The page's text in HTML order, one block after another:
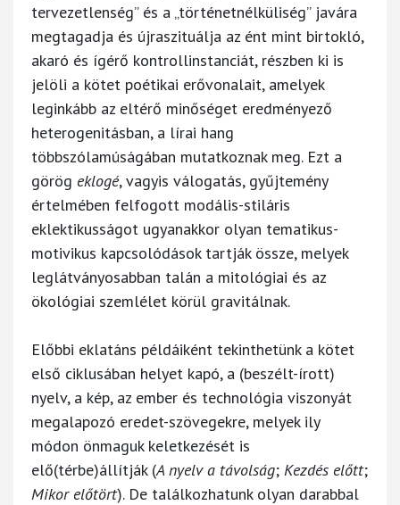
tervezetlenség” és a „történetnélküliség” javára
megtagadja és újraszituálja az ént mint birtokló,
akaró és ígérő kontrollinstanciát, részben ki is
jelöli a kötet poétikai erővonalait, amelyek
leginkább az eltérő minőséget eredményező
heterogenitásban, a lírai hang
többszólamúságában mutatkoznak meg. Ezt a
görög eklogé, vagyis válogatás, gyűjtemény
értelmében felfogott modális-stiláris
eklektikusságot ugyanakkor olyan tematikus-
motivikus kapcsolódások tartják össze, melyek
leglátványosabban talán a mitológiai és az
ökológiai szemlélet körül gravitálnak.
Előbbi eklatáns példáiként tekinthetünk a kötet
első ciklusában helyet kapó, a (beszélt-írott)
nyelv, a kép, az ember és technológia viszonyát
megalapozó eredet-szövegekre, melyek ily
módon önmaguk keletkezését is
elő(térbe)állítják (A nyelv a távolság; Kezdés előtt;
Mikor előtört). De találkozhatunk olyan darabbal